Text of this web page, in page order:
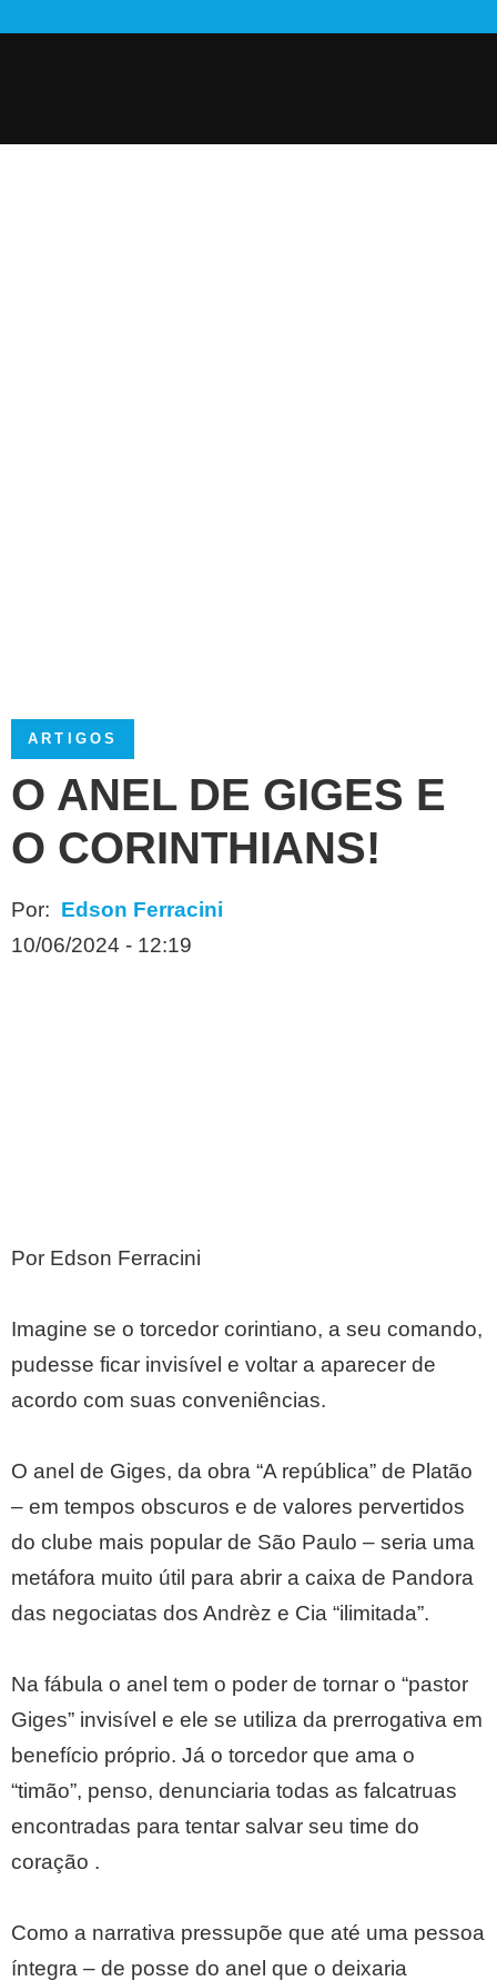
ARTIGOS
O ANEL DE GIGES E
O CORINTHIANS!
Por: Edson Ferracini
10/06/2024 - 12:19
Por Edson Ferracini
Imagine se o torcedor corintiano, a seu comando,
pudesse ficar invisível e voltar a aparecer de
acordo com suas conveniências.
O anel de Giges, da obra “A república” de Platão
– em tempos obscuros e de valores pervertidos
do clube mais popular de São Paulo – seria uma
metáfora muito útil para abrir a caixa de Pandora
das negociatas dos Andrèz e Cia “ilimitada”.
Na fábula o anel tem o poder de tornar o “pastor
Giges” invisível e ele se utiliza da prerrogativa em
benefício próprio. Já o torcedor que ama o
“timão”, penso, denunciaria todas as falcatruas
encontradas para tentar salvar seu time do
coração .
Como a narrativa pressupõe que até uma pessoa
íntegra – de posse do anel que o deixaria